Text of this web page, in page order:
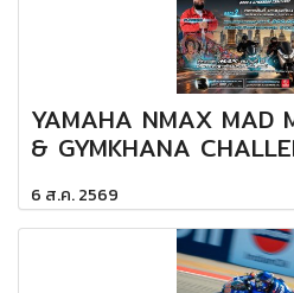
YAMAHA NMAX MAD
& GYMKHANA
6 ส.ค. 2569